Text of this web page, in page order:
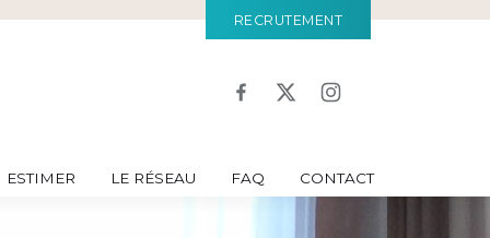
RECRUTEMENT
ESTIMER LE RÉSEAU FAQ CONTACT